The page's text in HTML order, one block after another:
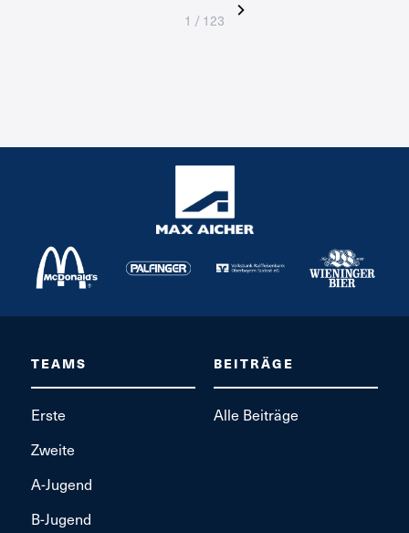
1 / 123
TEAMS
Erste
Zweite
A-Jugend
B-Jugend
BEITRÄGE
Alle Beiträge